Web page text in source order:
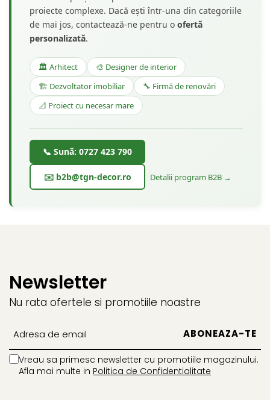
proiecte complexe. Dacă ești într-una din categoriile
de mai jos, contactează-ne pentru o ofertă
personalizată.
🏛️ Arhitect
🎨 Designer de interior
🏗️ Dezvoltator imobiliar
🔧 Firmă de renovări
📐 Proiect cu necesar mare
📞 Sună: 0727 423 790
✉️ b2b@tgn-decor.ro Detalii program B2B →
Newsletter
Nu rata ofertele si promotiile noastre
Vreau sa primesc newsletter cu promotiile magazinului.
Afla mai multe in Politica de Confidentialitate